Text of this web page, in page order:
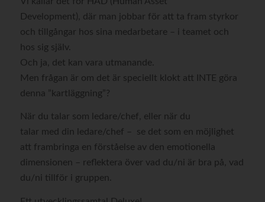
Development), där man jobbar för att ta fram styrkor
och tillgångar hos sina medarbetare – i teamet och
hos sig själv.
Och ja, det kan vara utmanande.
Men frågan är om det är speciellt klokt att INTE göra
denna ”kartläggning”?
När du talar som ledare/chef, eller när du
talar med din ledare/chef – se det som en möjlighet
att frambringa en förståelse av den emotionella
dimensionen – reflektera över vad du/ni är bra på, vad
du/ni tillför i gruppen.